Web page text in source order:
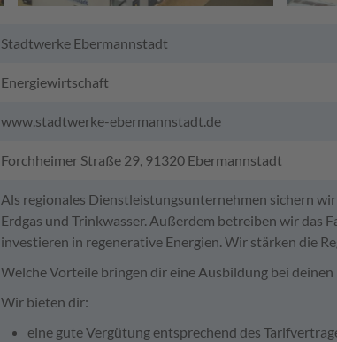
Stadtwerke Ebermannstadt
Energiewirtschaft
www.stadtwerke-ebermannstadt.de
Forchheimer Straße 29, 91320 Ebermannstadt
Als regionales Dienstleistungsunternehmen sichern
Erdgas und Trinkwasser. Außerdem betreiben wir das
investieren in regenerative Energien. Wir stärken die
Welche Vorteile bringen dir eine Ausbildung bei
Wir bieten dir:
eine gute Vergütung entsprechend des